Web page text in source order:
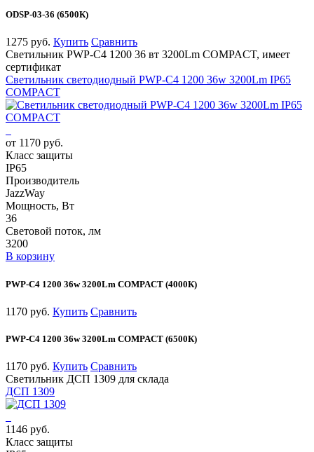
ODSP-03-36 (6500К)
1275 руб. Купить Сравнить
Светильник PWP-С4 1200 36 вт 3200Lm COMPACT, имеет
сертификат
Светильник светодиодный PWP-С4 1200 36w 3200Lm IP65
COMPACT
от 1170 руб.
Класс защиты
IP65
Производитель
JazzWay
Мощность, Вт
36
Световой поток, лм
3200
В корзину
PWP-С4 1200 36w 3200Lm COMPACT (4000К)
1170 руб. Купить Сравнить
PWP-С4 1200 36w 3200Lm COMPACT (6500К)
1170 руб. Купить Сравнить
Светильник ДСП 1309 для склада
ДСП 1309
1146 руб.
Класс защиты